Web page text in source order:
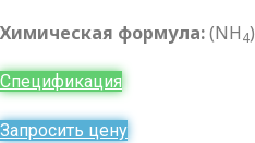
Химическая формула:(NH4)
Спецификация
Запросить цену